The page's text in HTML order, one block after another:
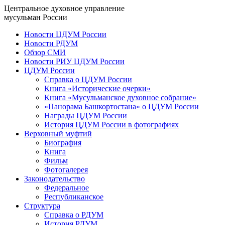
Центральное духовное управление
мусульман России
Новости ЦДУМ России
Новости РДУМ
Обзор СМИ
Новости РИУ ЦДУМ России
ЦДУМ России
Справка о ЦДУМ России
Книга «Исторические очерки»
Книга «Мусульманское духовное собрание»
«Панорама Башкортостана» о ЦДУМ России
Награды ЦДУМ России
История ЦДУМ России в фотографиях
Верховный муфтий
Биография
Книга
Фильм
Фотогалерея
Законодательство
Федеральное
Республиканское
Структура
Справка о РДУМ